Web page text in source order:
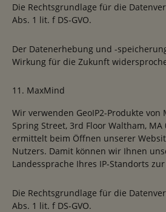
Die Rechtsgrundlage für die
Abs. 1 lit. f DS-GVO.
Der Datenerhebung und -
Wirkung für die Zukunft
11. MaxMind
Wir verwenden GeoIP2-Produkte von
Spring Street, 3rd Floor Waltham, MA
ermittelt beim Öffnen unserer
Nutzers. Damit können wir Ihnen
Landessprache Ihres IP-Standorts
Die Rechtsgrundlage für die
Abs. 1 lit. f DS-GVO.